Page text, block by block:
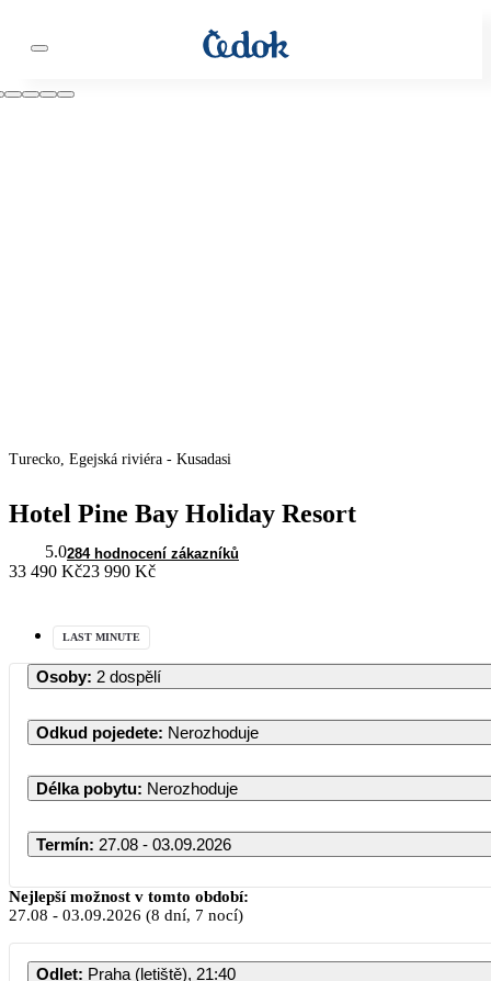
Turecko, Egejská riviéra - Kusadasi
Hotel Pine Bay Holiday Resort
5.0284 hodnocení zákazníků
33 490 Kč23 990 Kč
LAST MINUTE
Osoby: 2 dospělí
Odkud pojedete: Nerozhoduje
Délka pobytu: Nerozhoduje
Termín: 27.08 - 03.09.2026
Nejlepší možnost v tomto období:
27.08 - 03.09.2026 (8 dní, 7 nocí)
Odlet: Praha (letiště), 21:40